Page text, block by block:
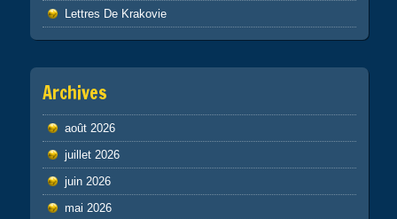
Lettres De Krakovie
Archives
août 2026
juillet 2026
juin 2026
mai 2026